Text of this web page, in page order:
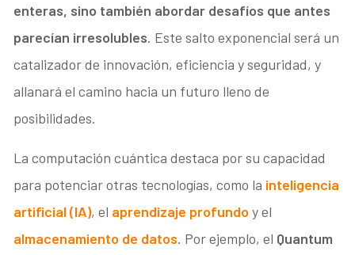
enteras, sino también abordar desafíos que antes
parecían irresolubles. Este salto exponencial será un
catalizador de innovación, eficiencia y seguridad, y
allanará el camino hacia un futuro lleno de
posibilidades.
La computación cuántica destaca por su capacidad
para potenciar otras tecnologías, como la inteligencia
artificial (IA), el aprendizaje profundo y el
almacenamiento de datos. Por ejemplo, el Quantum